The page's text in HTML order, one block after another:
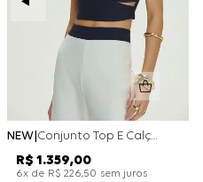
NEW Conjunto Top E Calça Wide Leg Bicolor Alfaitaria - Off White
R$ 1 .359,00
6x de R$ 226,50 sem juros